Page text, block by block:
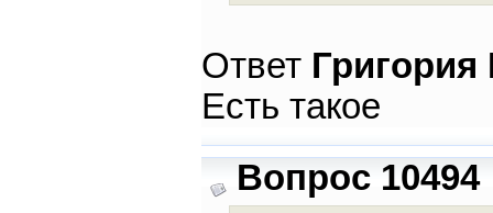
Ответ
Есть такое
Вопрос 10494